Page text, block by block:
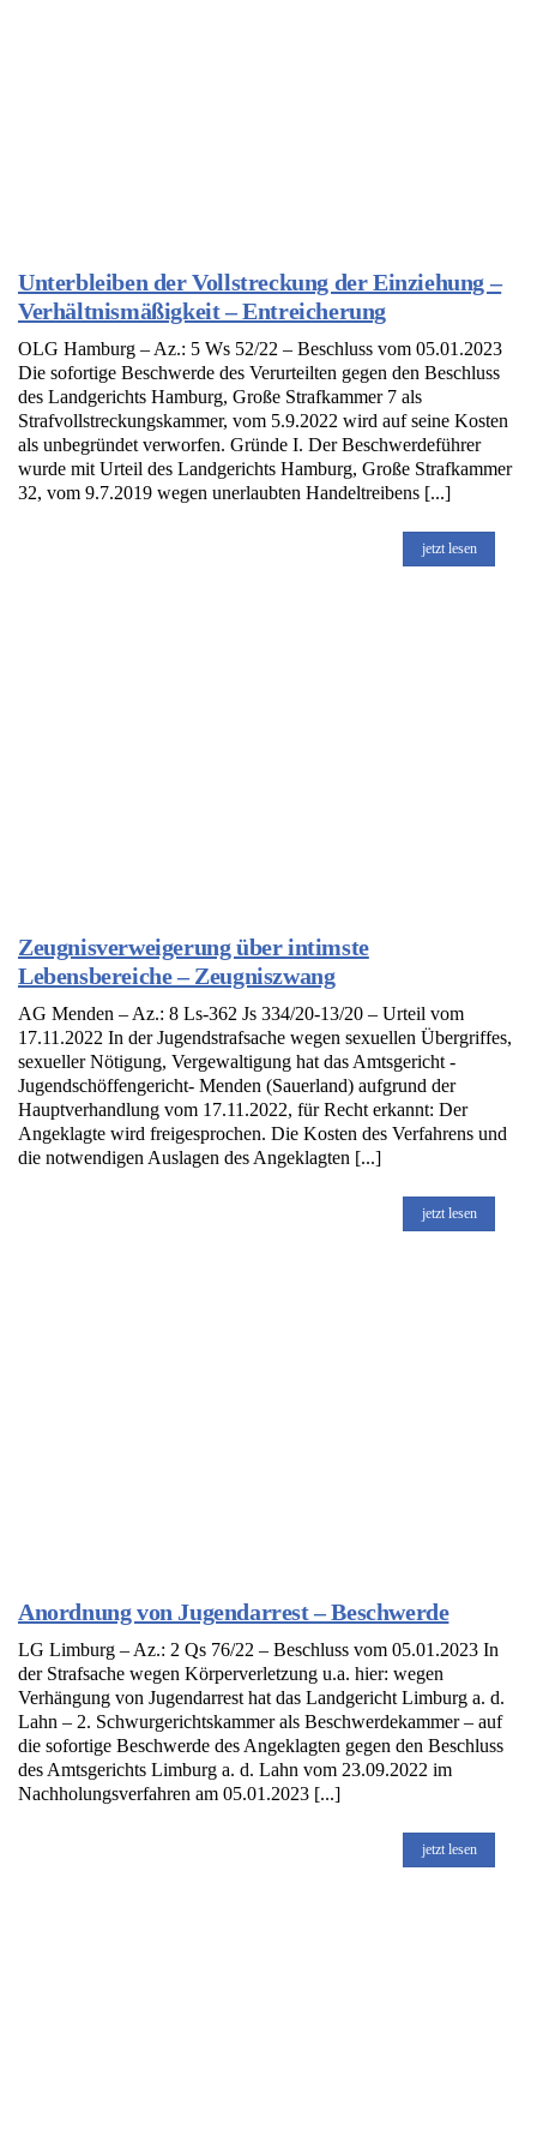
Unterbleiben der Vollstreckung der Einziehung –
Verhältnismäßigkeit – Entreicherung
OLG Hamburg – Az.: 5 Ws 52/22 – Beschluss vom 05.01.2023
Die sofortige Beschwerde des Verurteilten gegen den Beschluss
des Landgerichts Hamburg, Große Strafkammer 7 als
Strafvollstreckungskammer, vom 5.9.2022 wird auf seine Kosten
als unbegründet verworfen. Gründe I. Der Beschwerdeführer
wurde mit Urteil des Landgerichts Hamburg, Große Strafkammer
32, vom 9.7.2019 wegen unerlaubten Handeltreibens [...]
jetzt lesen
Zeugnisverweigerung über intimste
Lebensbereiche – Zeugniszwang
AG Menden – Az.: 8 Ls-362 Js 334/20-13/20 – Urteil vom
17.11.2022 In der Jugendstrafsache wegen sexuellen Übergriffes,
sexueller Nötigung, Vergewaltigung hat das Amtsgericht -
Jugendschöffengericht- Menden (Sauerland) aufgrund der
Hauptverhandlung vom 17.11.2022, für Recht erkannt: Der
Angeklagte wird freigesprochen. Die Kosten des Verfahrens und
die notwendigen Auslagen des Angeklagten [...]
jetzt lesen
Anordnung von Jugendarrest – Beschwerde
LG Limburg – Az.: 2 Qs 76/22 – Beschluss vom 05.01.2023 In
der Strafsache wegen Körperverletzung u.a. hier: wegen
Verhängung von Jugendarrest hat das Landgericht Limburg a. d.
Lahn – 2. Schwurgerichtskammer als Beschwerdekammer – auf
die sofortige Beschwerde des Angeklagten gegen den Beschluss
des Amtsgerichts Limburg a. d. Lahn vom 23.09.2022 im
Nachholungsverfahren am 05.01.2023 [...]
jetzt lesen